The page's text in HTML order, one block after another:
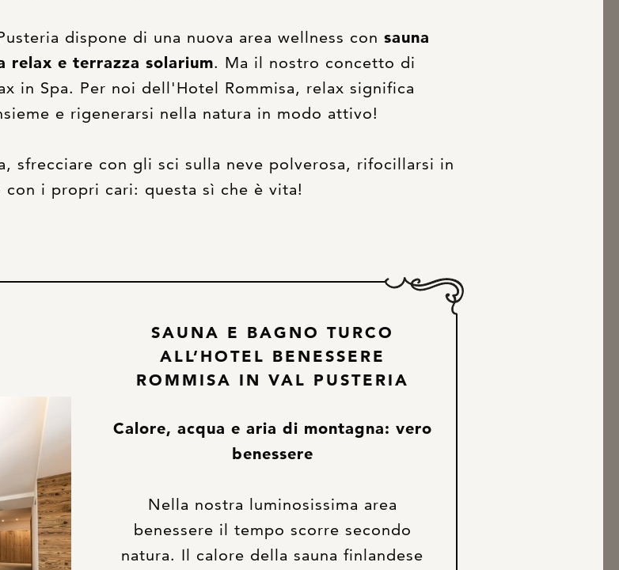
dispone di una nuova area wellness con sauna
relax e terrazza solarium. Ma il nostro concetto di
in Spa. Per noi dell'Hotel Rommisa, relax significa
e rigenerarsi nella natura in modo attivo!
sfrecciare con gli sci sulla neve polverosa, rifocillarsi in
i propri cari: questa sì che è vita!
SAUNA E BAGNO TURCO
ALL’HOTEL BENESSERE
ROMMISA IN VAL PUSTERIA
Calore, acqua e aria di montagna: vero
benessere
Nella nostra luminosissima area
benessere il tempo scorre secondo
natura. Il calore della sauna finlandese